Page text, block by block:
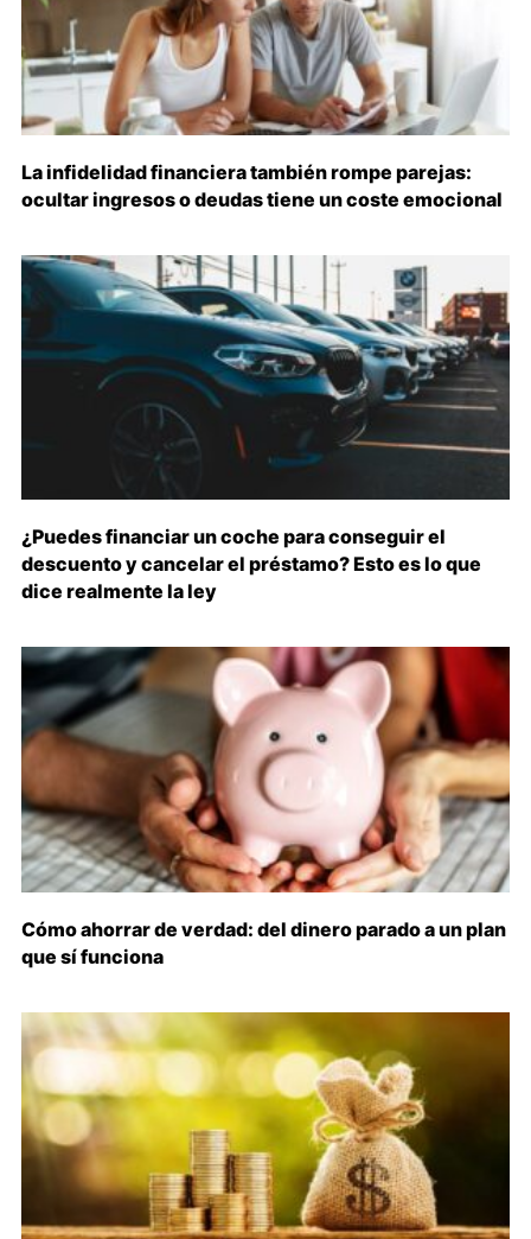
La infidelidad financiera también rompe parejas:
ocultar ingresos o deudas tiene un coste emocional
¿Puedes financiar un coche para conseguir el
descuento y cancelar el préstamo? Esto es lo que
dice realmente la ley
Cómo ahorrar de verdad: del dinero parado a un plan
que sí funciona